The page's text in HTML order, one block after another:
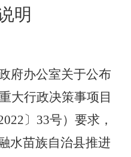
明
府办公室关于公布
大行政决策事项目
〕 33号）要求，
水苗族自治县推进